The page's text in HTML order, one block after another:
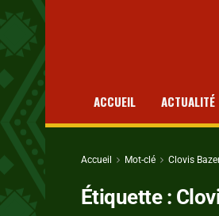
ACCUEIL ACTUALITÉ
Accueil Mot-clé Clovis
Étiquette :